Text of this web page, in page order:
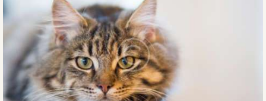
STAFF
SERVIZI
PREVENZIONE
CONTATTI
PRIVACY